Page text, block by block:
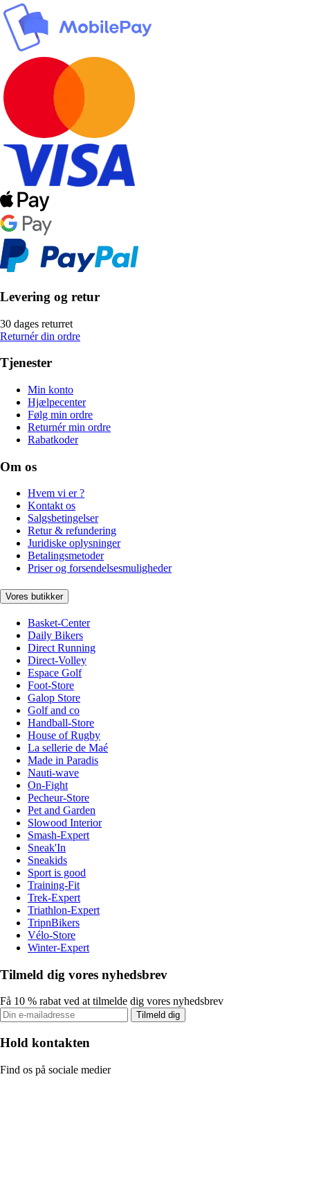
Levering og retur
30 dages returret
Returnér din ordre
Tjenester
Min konto
Hjælpecenter
Følg min ordre
Returnér min ordre
Rabatkoder
Om os
Hvem vi er ?
Kontakt os
Salgsbetingelser
Retur & refundering
Juridiske oplysninger
Betalingsmetoder
Priser og forsendelsesmuligheder
Vores butikker
Basket-Center
Daily Bikers
Direct Running
Direct-Volley
Espace Golf
Foot-Store
Galop Store
Golf and co
Handball-Store
House of Rugby
La sellerie de Maé
Made in Paradis
Nauti-wave
On-Fight
Pecheur-Store
Pet and Garden
Slowood Interior
Smash-Expert
Sneak'In
Sneakids
Sport is good
Training-Fit
Trek-Expert
Triathlon-Expert
TripnBikers
Vélo-Store
Winter-Expert
Tilmeld dig vores nyhedsbrev
Få 10 % rabat ved at tilmelde dig vores nyhedsbrev
Tilmeld dig
Hold kontakten
Find os på sociale medier